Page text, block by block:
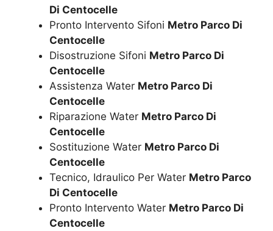
Di Centocelle
Pronto Intervento Sifoni Metro Parco Di
Centocelle
Disostruzione Sifoni Metro Parco Di
Centocelle
Assistenza Water Metro Parco Di
Centocelle
Riparazione Water Metro Parco Di
Centocelle
Sostituzione Water Metro Parco Di
Centocelle
Tecnico, Idraulico Per Water Metro Parco
Di Centocelle
Pronto Intervento Water Metro Parco Di
Centocelle